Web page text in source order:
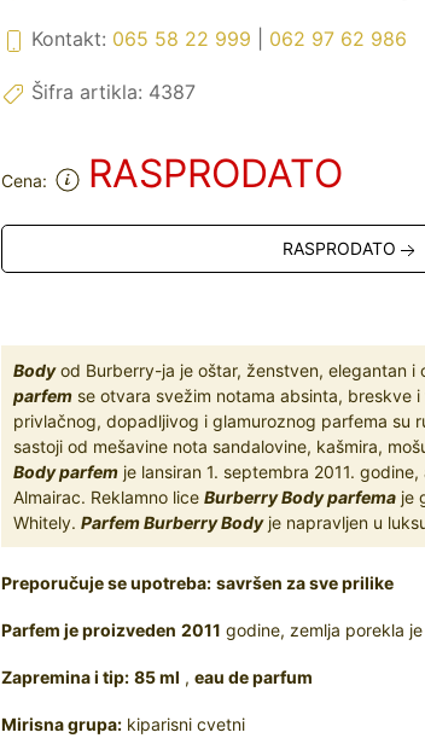
Kontakt: 065 58 22 999 062 97 62 986
Šifra artikla: 4387
Cena: RASPRODATO
RASPRODATO
Bodyod Burberry-ja je oštar, ženstven, elegantan i
parfem se otvara svežim notama absinta, breskve
privlačnog, dopadljivog i glamuroznog parfema su
sastoji od mešavine nota sandalovine, kašmira,
Body parfem je lansiran 1. septembra 2011.
Almairac. Reklamno lice Burberry Body parfema je
Whitely. Parfem Burberry Bodyje napravljen u
Preporučuje se upotreba: savršen za sve prilike
Parfem je proizveden 2011 godine, zemlja porekla je
Zapremina i tip: 85 ml , eau de parfum
Mirisna grupa: kiparisni cvetni